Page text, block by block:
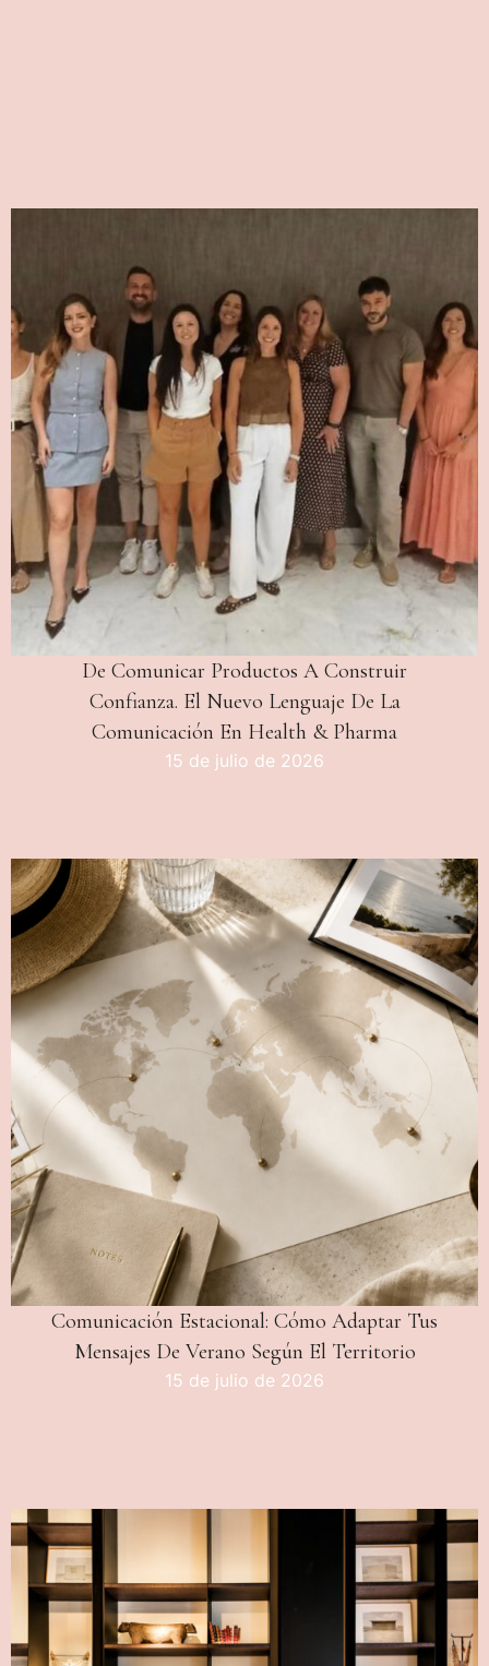
De Comunicar Productos A Construir
Confianza. El Nuevo Lenguaje De La
Comunicación En Health & Pharma
15 de julio de 2026
Comunicación Estacional: Cómo Adaptar Tus
Mensajes De Verano Según El Territorio
15 de julio de 2026